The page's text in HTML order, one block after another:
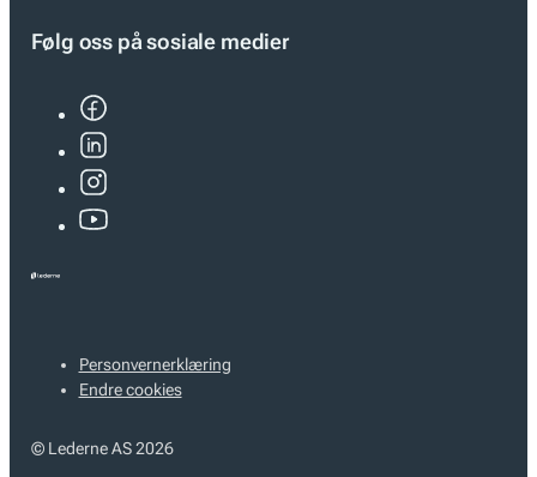
Følg oss på sosiale medier
Personvernerklæring
Endre cookies
© Lederne AS 2026